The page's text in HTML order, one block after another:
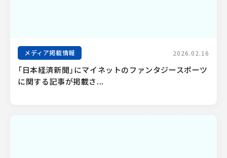
メディア掲載情報 2026.02.16
「日本経済新聞」にマイネットのファンタジースポーツ
に関する記事が掲載さ...